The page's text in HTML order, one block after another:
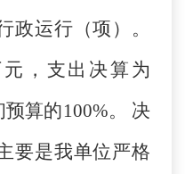
政运行（项）。
，支出决算为
算的100%。 决
要是我单位严格